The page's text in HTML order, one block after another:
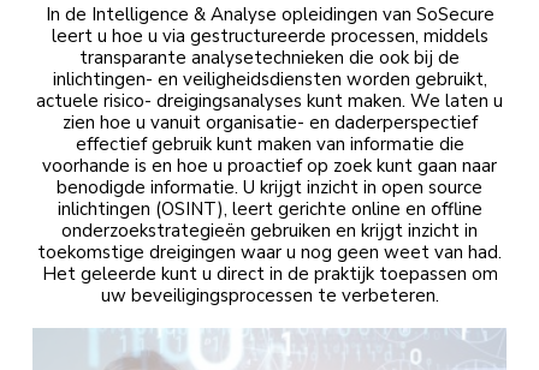
Kennisbank
In de Intelligence & Analyse opleidingen van SoSecure
leert u hoe u via gestructureerde processen, middels
transparante analysetechnieken die ook bij de
inlichtingen- en veiligheidsdiensten worden gebruikt,
actuele risico- dreigingsanalyses kunt maken. We laten u
zien hoe u vanuit organisatie- en daderperspectief
effectief gebruik kunt maken van informatie die
voorhande is en hoe u proactief op zoek kunt gaan naar
benodigde informatie. U krijgt inzicht in open source
inlichtingen (OSINT), leert gerichte online en offline
onderzoekstrategieën gebruiken en krijgt inzicht in
toekomstige dreigingen waar u nog geen weet van had.
Het geleerde kunt u direct in de praktijk toepassen om
uw beveiligingsprocessen te verbeteren.